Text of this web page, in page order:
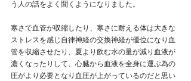
う人の話をよく聞くようになりました。
寒さで血管が収縮したり、寒さに耐える体は大きな
ストレスを感じ自律神経の交換神経が優位になり血
管を収縮させたり、夏より飲む水の量が減り血液が
濃くなったりして、心臓から血液を全身に運ぶ為の
圧がより必要となり血圧が上がっているのだと思い